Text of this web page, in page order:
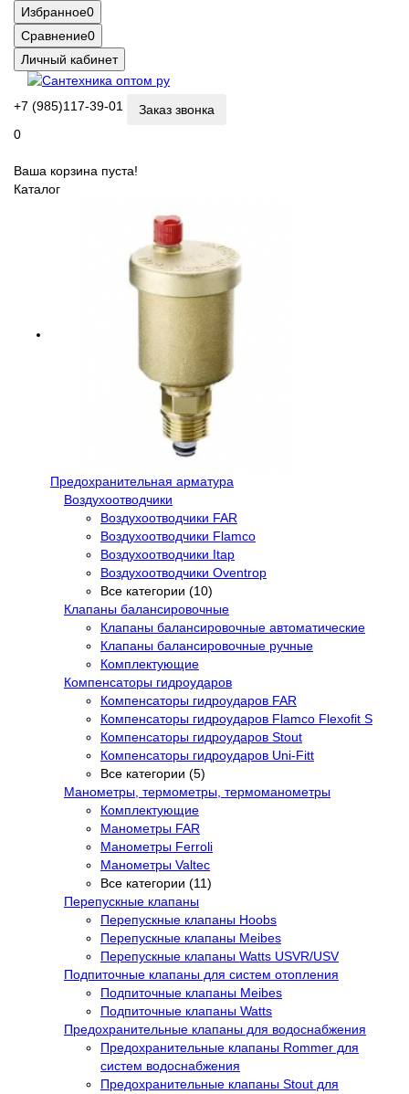
Избранное0
Сравнение0
Личный кабинет
+7 (985)117-39-01
Заказ звонка
0
Ваша корзина пуста!
Каталог
Предохранительная арматура
Воздухоотводчики
Воздухоотводчики FAR
Воздухоотводчики Flamco
Воздухоотводчики Itap
Воздухоотводчики Oventrop
Все категории (10)
Клапаны балансировочные
Клапаны балансировочные автоматические
Клапаны балансировочные ручные
Комплектующие
Компенсаторы гидроударов
Компенсаторы гидроударов FAR
Компенсаторы гидроударов Flamco Flexofit S
Компенсаторы гидроударов Stout
Компенсаторы гидроударов Uni-Fitt
Все категории (5)
Манометры, термометры, термоманометры
Комплектующие
Манометры FAR
Манометры Ferroli
Манометры Valtec
Все категории (11)
Перепускные клапаны
Перепускные клапаны Hoobs
Перепускные клапаны Meibes
Перепускные клапаны Watts USVR/USV
Подпиточные клапаны для систем отопления
Подпиточные клапаны Meibes
Подпиточные клапаны Watts
Предохранительные клапаны для водоснабжения
Предохранительные клапаны Rommer для
систем водоснабжения
Предохранительные клапаны Stout для